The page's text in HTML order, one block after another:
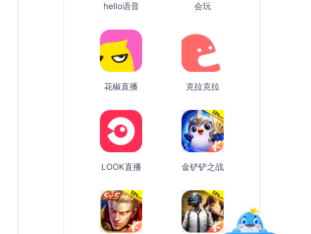
hello语音 会玩
花椒直播 克拉克拉
LOOK直播 金铲铲之战